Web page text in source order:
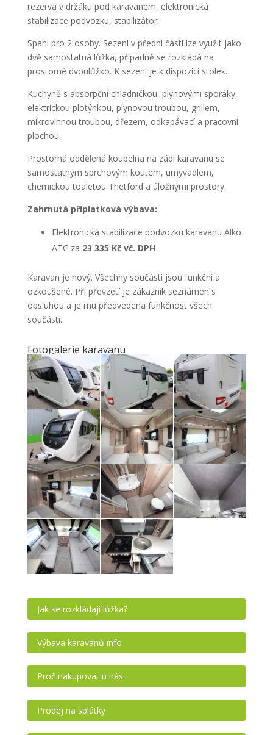
rezerva v držáku pod karavanem, elektronická
stabilizace podvozku, stabilizátor.
Spaní pro 2 osoby. Sezení v přední části lze využít jako
dvě samostatná lůžka, případně se rozkládá na
prostorné dvoulůžko. K sezení je k dispozici stolek.
Kuchyně s absorpční chladničkou, plynovými sporáky,
elektrickou plotýnkou, plynovou troubou, grillem,
mikrovlnnou troubou, dřezem, odkapávací a pracovní
plochou.
Prostorná oddělená koupelna na zádi karavanu se
samostatným sprchovým koutem, umyvadlem,
chemickou toaletou Thetford a úložnými prostory.
Zahrnutá příplatková výbava:
Elektronická stabilizace podvozku karavanu Alko
ATC za 23 335 Kč vč. DPH
Karavan je nový. Všechny součásti jsou funkční a
ozkoušené. Při převzetí je zákazník seznámen s
obsluhou a je mu předvedena funkčnost všech
součástí.
Fotogalerie karavanu
Jak se rozkládají lůžka?
Výbava karavanů info
Proč nakupovat u nás
Prodej na splátky